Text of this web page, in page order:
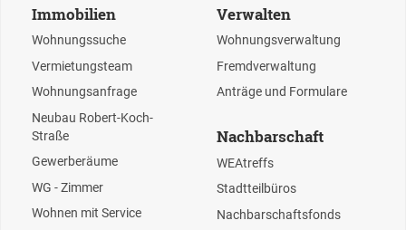
Immobilien
Wohnungssuche
Vermietungsteam
Wohnungsanfrage
Neubau Robert-Koch-
Straße
Gewerberäume
WG - Zimmer
Wohnen mit Service
Verwalten
Wohnungsverwaltung
Fremdverwaltung
Anträge und Formulare
Nachbarschaft
WEAtreffs
Stadtteilbüros
Nachbarschaftsfonds